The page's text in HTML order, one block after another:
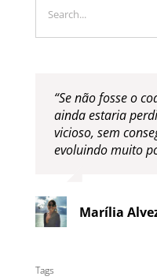
for:
“Se não fosse o
ainda estaria
vicioso, sem
evoluindo muito
Marília
Tags